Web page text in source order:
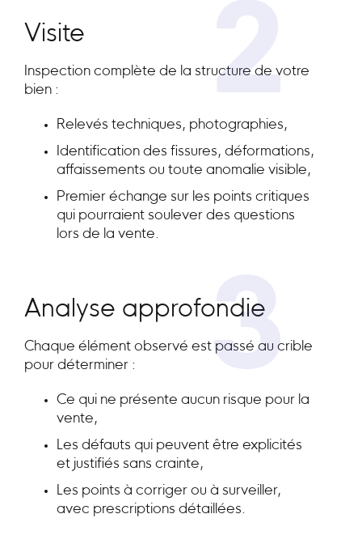
2
Visite
Inspection complète de la structure de votre
bien :
Relevés techniques, photographies,
Identification des fissures, déformations,
affaissements ou toute anomalie visible,
Premier échange sur les points critiques
qui pourraient soulever des questions
lors de la vente.
3
Analyse approfondie
Chaque élément observé est passé au crible
pour déterminer :
Ce qui ne présente aucun risque pour la
vente,
Les défauts qui peuvent être explicités
et justifiés sans crainte,
Les points à corriger ou à surveiller,
avec prescriptions détaillées.